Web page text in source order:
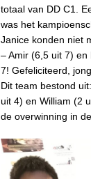
totaal van DD C1.
was het
Janice konden niet
– Amir (6,5 uit 7)
7! Gefeliciteerd,
Dit team bestond
uit 4) en William (2
de overwinning in